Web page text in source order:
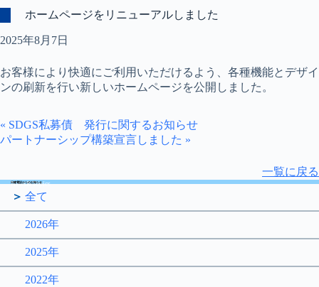
ホームページをリニューアルしました
2025年8月7日
お客様により快適にご利用いただけるよう、各種機能とデザイ
ンの刷新を行い新しいホームページを公開しました。
« SDGS私募債 発行に関するお知らせ
パートナーシップ構築宣言しました »
一覧に戻る
News&Topics
日建電設からのお知らせ
全て
2026年
2025年
2022年